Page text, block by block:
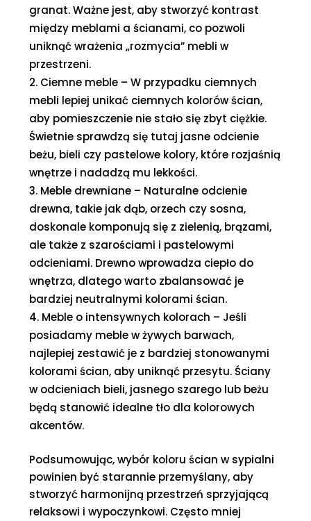
granat. Ważne jest, aby stworzyć kontrast
między meblami a ścianami, co pozwoli
uniknąć wrażenia „rozmycia” mebli w
przestrzeni.
Ciemne meble – W przypadku ciemnych
mebli lepiej unikać ciemnych kolorów ścian,
aby pomieszczenie nie stało się zbyt ciężkie.
Świetnie sprawdzą się tutaj jasne odcienie
beżu, bieli czy pastelowe kolory, które rozjaśnią
wnętrze i nadadzą mu lekkości.
Meble drewniane – Naturalne odcienie
drewna, takie jak dąb, orzech czy sosna,
doskonale komponują się z zielenią, brązami,
ale także z szarościami i pastelowymi
odcieniami. Drewno wprowadza ciepło do
wnętrza, dlatego warto zbalansować je
bardziej neutralnymi kolorami ścian.
Meble o intensywnych kolorach – Jeśli
posiadamy meble w żywych barwach,
najlepiej zestawić je z bardziej stonowanymi
kolorami ścian, aby uniknąć przesytu. Ściany
w odcieniach bieli, jasnego szarego lub beżu
będą stanowić idealne tło dla kolorowych
akcentów.
Podsumowując, wybór koloru ścian w sypialni
powinien być starannie przemyślany, aby
stworzyć harmonijną przestrzeń sprzyjającą
relaksowi i wypoczynkowi. Często mniej